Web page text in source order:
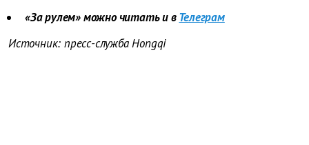
«За рулем» можно читать и вТелеграм
Источник: пресс-служба Hongqi